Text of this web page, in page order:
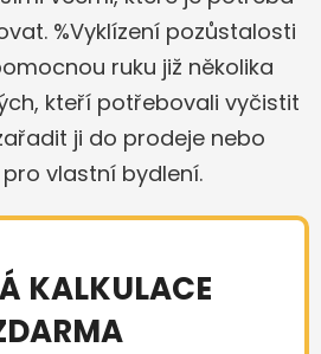
%Vyklízení pozůstalosti
ruku již několika
kteří potřebovali vyčistit
ji do prodeje nebo
vlastní bydlení.
KALKULACE